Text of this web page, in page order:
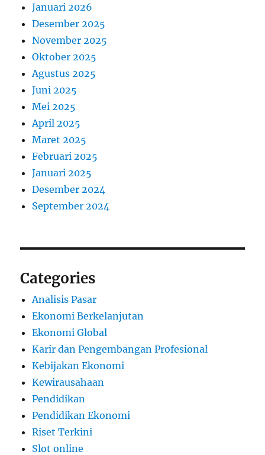
Januari 2026
Desember 2025
November 2025
Oktober 2025
Agustus 2025
Juni 2025
Mei 2025
April 2025
Maret 2025
Februari 2025
Januari 2025
Desember 2024
September 2024
Categories
Analisis Pasar
Ekonomi Berkelanjutan
Ekonomi Global
Karir dan Pengembangan Profesional
Kebijakan Ekonomi
Kewirausahaan
Pendidikan
Pendidikan Ekonomi
Riset Terkini
Slot online